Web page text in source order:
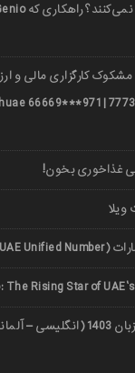
کارگزاری مالی و
nerkhuae
غذاخوری بخون!
The Rising Star of
هزینه کلاس خصوصی زبان 1403